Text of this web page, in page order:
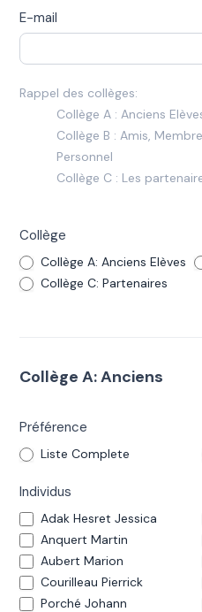
E-mail
Rappel des collèges:
Collège A : Anciens
Collège B : Amis,
Personnel
Collège C : Les
Collège
Collège A: Anciens Elèves
Collège C: Partenaires
Collège A: Anciens
Préférence
Liste Complete
Individus
Adak Hesret Jessica
Anquert Martin
Aubert Marion
Courilleau Pierrick
Porché Johann